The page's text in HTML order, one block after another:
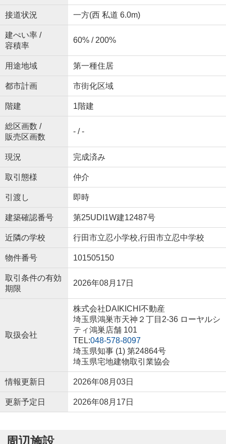
接道状況 一方(西 私道 6.0m)
建ぺい率 /
容積率
60% / 200%
用途地域 第一種住居
都市計画 市街化区域
階建 1階建
総区画数 /
販売区画数
- / -
現況 完成済み
取引態様 仲介
引渡し 即時
建築確認番号 第25UDI1W建12487号
近隣の学校 行田市立忍小学校,行田市立忍中学校
物件番号 101505150
取引条件の有効
期限
2026年08月17日
取扱会社
株式会社DAIKICHI不動産
埼玉県鴻巣市天神２丁目2-36 ローヤルシ
ティ鴻巣店舗 101
TEL:048-578-8097
埼玉県知事 (1) 第24864号
埼玉県宅地建物取引業協会
情報更新日 2026年08月03日
更新予定日 2026年08月17日
周辺施設